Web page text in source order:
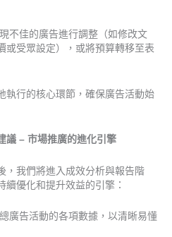
不佳的廣告進行調整（如修改文
或受眾設定），或將預算轉移至表
執行的核心環節，確保廣告活動始
議 – 市場推廣的進化引擎
，我們將進入成效分析與報告階
續優化和提升效益的引擎：
廣告活動的各項數據，以清晰易懂